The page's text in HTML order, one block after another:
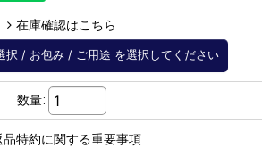
在庫確認はこちら
択 / お包み / ご用途 を選択してください
数量:
品特約に関する重要事項